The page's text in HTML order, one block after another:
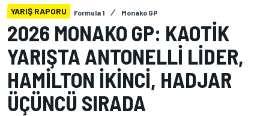
YARIŞ RAPORU Formula 1 Monako GP
2026 MONAKO GP: KAOTIK
YARIŞTA ANTONELLI LIDER,
HAMILTON IKINCI, HADJAR
ÜÇÜNCÜ SIRADA